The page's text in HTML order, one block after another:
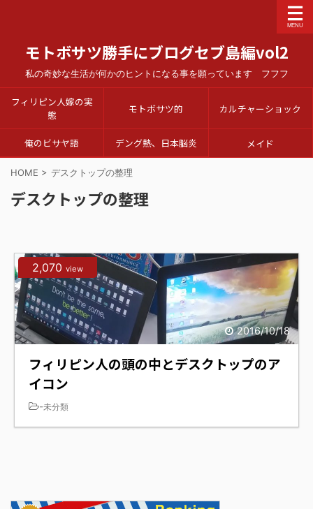
モトボサツ勝手にブログセブ島編vol2
私の奇妙な生活が何かのヒントになる事を願っています フフフ
フィリピン人嫁の実
態
モトボサツ的 カルチャーショック
俺のビサヤ語 デング熱、日本脳炎 メイド
HOME > デスクトップの整理
デスクトップの整理
2016/10/18
2,070 view
フィリピン人の頭の中とデスクトップのア
イコン
-未分類